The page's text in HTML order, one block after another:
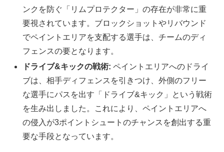
ンクを防ぐ「リムプロテクター」の存在が非常に重
要視されています。ブロックショットやリバウンド
でペイントエリアを支配する選手は、チームのディ
フェンスの要となります。
ドライブ&キックの戦術: ペイントエリアへのドライ
ブは、相手ディフェンスを引きつけ、外側のフリー
な選手にパスを出す「ドライブ&キック」という戦術
を生み出しました。これにより、ペイントエリアへ
の侵入が3ポイントシュートのチャンスを創出する重
要な手段となっています。